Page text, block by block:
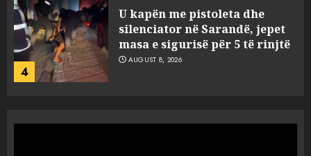
5
Objekte misterioze fluturojnë
me shpejtësi mbi lagje të
banuara, Pentagoni publikon
dosje të reja mbi UFO-t